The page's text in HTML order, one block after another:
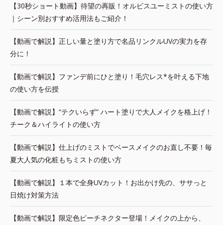
【30秒ショート動画】待望の再販！オルビスユーミストの使い方
｜シーン別おすすめ活用法もご紹介！
【動画で解説】正しい量と塗り方で名品リンクルUVの実力を存
分に！
【動画で解説】ファンデ前にひと塗り！毛穴レス*を叶える下地
の使い方を伝授
【動画で解説】“テクいらず” ハート塗りで大人メイクを格上げ！
チーク＆ハイライトの使い方
【動画で解説】仕上げのミストでベースメイクのお直し不要！毎
夏大人気の化粧もちミストの使い方
【動画で解説】１本で全身UVカット！お出かけ先の、ササっと
日焼け対策方法
【動画で解説】限定色ピーチネクター登場！メイクの上から、